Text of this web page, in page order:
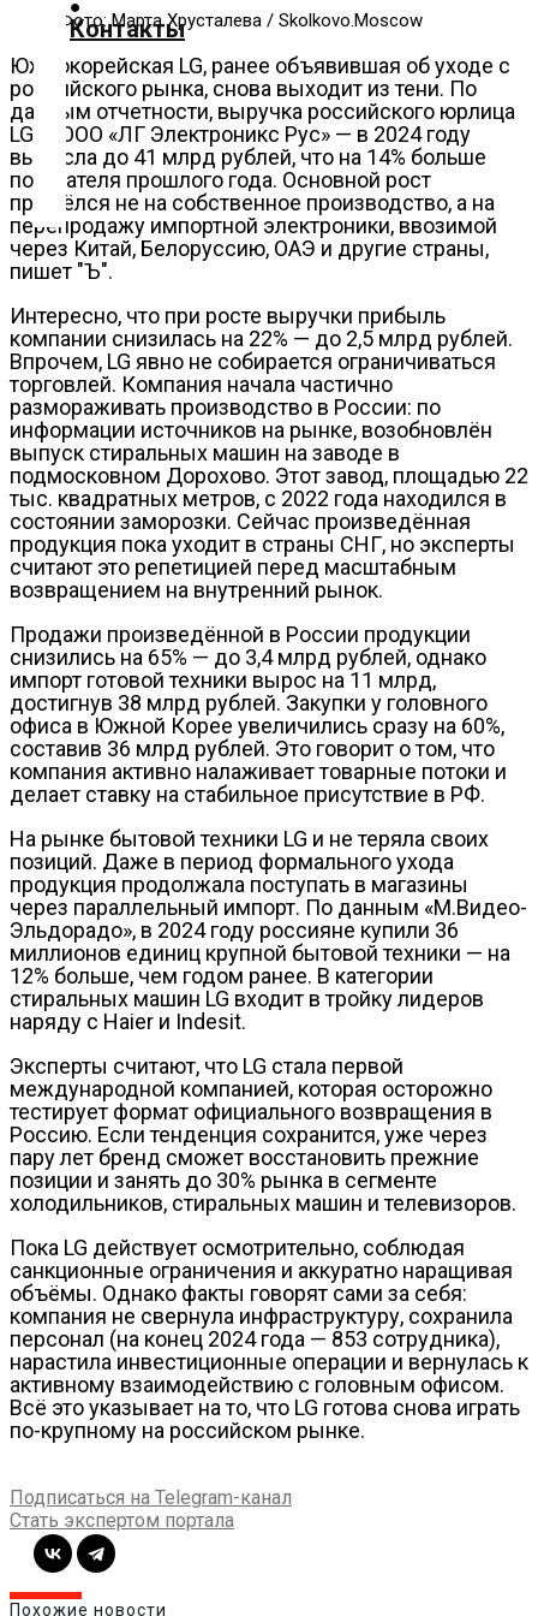
О
Помощь
проекту
Контакты
Контакты
Фото: Марта Хрусталева / Skolkovo.Moscow
Южнокорейская LG, ранее объявившая об уходе с
российского рынка, снова выходит из тени. По
данным отчетности, выручка российского юрлица
LG — ООО «ЛГ Электроникс Рус» — в 2024 году
выросла до 41 млрд рублей, что на 14% больше
показателя прошлого года. Основной рост
пришёлся не на собственное производство, а на
перепродажу импортной электроники, ввозимой
через Китай, Белоруссию, ОАЭ и другие страны,
пишет "Ъ".
Интересно, что при росте выручки прибыль
компании снизилась на 22% — до 2,5 млрд рублей.
Впрочем, LG явно не собирается ограничиваться
торговлей. Компания начала частично
размораживать производство в России: по
информации источников на рынке, возобновлён
выпуск стиральных машин на заводе в
подмосковном Дорохово. Этот завод, площадью 22
тыс. квадратных метров, с 2022 года находился в
состоянии заморозки. Сейчас произведённая
продукция пока уходит в страны СНГ, но эксперты
считают это репетицией перед масштабным
возвращением на внутренний рынок.
Продажи произведённой в России продукции
снизились на 65% — до 3,4 млрд рублей, однако
импорт готовой техники вырос на 11 млрд,
достигнув 38 млрд рублей. Закупки у головного
офиса в Южной Корее увеличились сразу на 60%,
составив 36 млрд рублей. Это говорит о том, что
компания активно налаживает товарные потоки и
делает ставку на стабильное присутствие в РФ.
На рынке бытовой техники LG и не теряла своих
позиций. Даже в период формального ухода
продукция продолжала поступать в магазины
через параллельный импорт. По данным «М.Видео-
Эльдорадо», в 2024 году россияне купили 36
миллионов единиц крупной бытовой техники — на
12% больше, чем годом ранее. В категории
стиральных машин LG входит в тройку лидеров
наряду с Haier и Indesit.
Эксперты считают, что LG стала первой
международной компанией, которая осторожно
тестирует формат официального возвращения в
Россию. Если тенденция сохранится, уже через
пару лет бренд сможет восстановить прежние
позиции и занять до 30% рынка в сегменте
холодильников, стиральных машин и телевизоров.
Пока LG действует осмотрительно, соблюдая
санкционные ограничения и аккуратно наращивая
объёмы. Однако факты говорят сами за себя:
компания не свернула инфраструктуру, сохранила
персонал (на конец 2024 года — 853 сотрудника),
нарастила инвестиционные операции и вернулась к
активному взаимодействию с головным офисом.
Всё это указывает на то, что LG готова снова играть
по-крупному на российском рынке.
Подписаться на Telegram-канал
Стать экспертом портала
Похожие новости